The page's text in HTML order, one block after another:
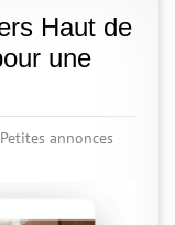
Haut de
une
Petites annonces